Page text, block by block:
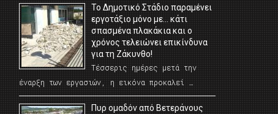
Το Δημοτικό Στάδιο παραμένει
εργοτάξιο μόνο με… κάτι
σπασμένα πλακάκια και ο
χρόνος τελειώνει επικίνδυνα
για τη Ζάκυνθο!
Τέσσερις ημέρες μετά την
έναρξη των εργασιών, η εικόνα προκαλεί …
Πυρ ομαδόν από Βετεράνους